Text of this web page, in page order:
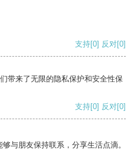
支持[0] 反对[0]
带来了无限的隐私保护和安全性保
支持[0] 反对[0]
与朋友保持联系，分享生活点滴。